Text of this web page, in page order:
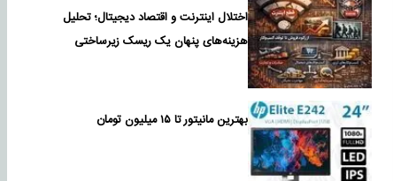
اختلال اینترنت و اقتصاد دیجیتال؛ تحلیل
هزینه‌های پنهان یک ریسک زیرساختی
بهترین مانیتور تا ۱۵ میلیون تومان